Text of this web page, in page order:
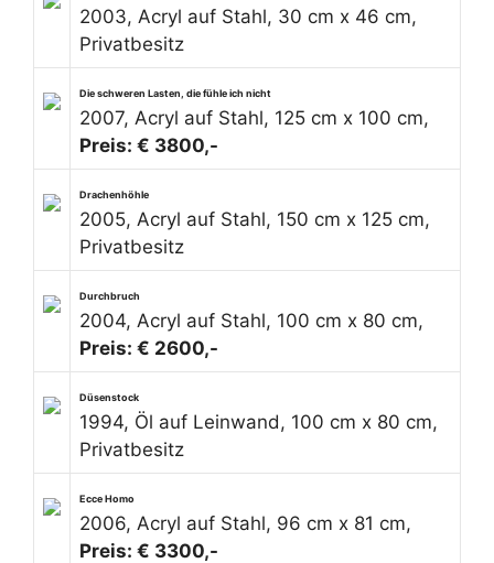
2003, Acryl auf Stahl, 30 cm x 46 cm,
Privatbesitz
Die schweren Lasten, die fühle ich nicht
2007, Acryl auf Stahl, 125 cm x 100 cm,
Preis: € 3800,-
Drachenhöhle
2005, Acryl auf Stahl, 150 cm x 125 cm,
Privatbesitz
Durchbruch
2004, Acryl auf Stahl, 100 cm x 80 cm,
Preis: € 2600,-
Düsenstock
1994, Öl auf Leinwand, 100 cm x 80 cm,
Privatbesitz
Ecce Homo
2006, Acryl auf Stahl, 96 cm x 81 cm,
Preis: € 3300,-